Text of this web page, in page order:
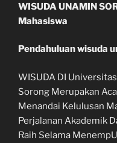
WISUDA UNAMIN
Mahasiswa
Pendahuluan wisuda
WISUDA DI
Sorong Merupakan
Menandai Kelulusan
Perjalanan Akademik
Raih Selama